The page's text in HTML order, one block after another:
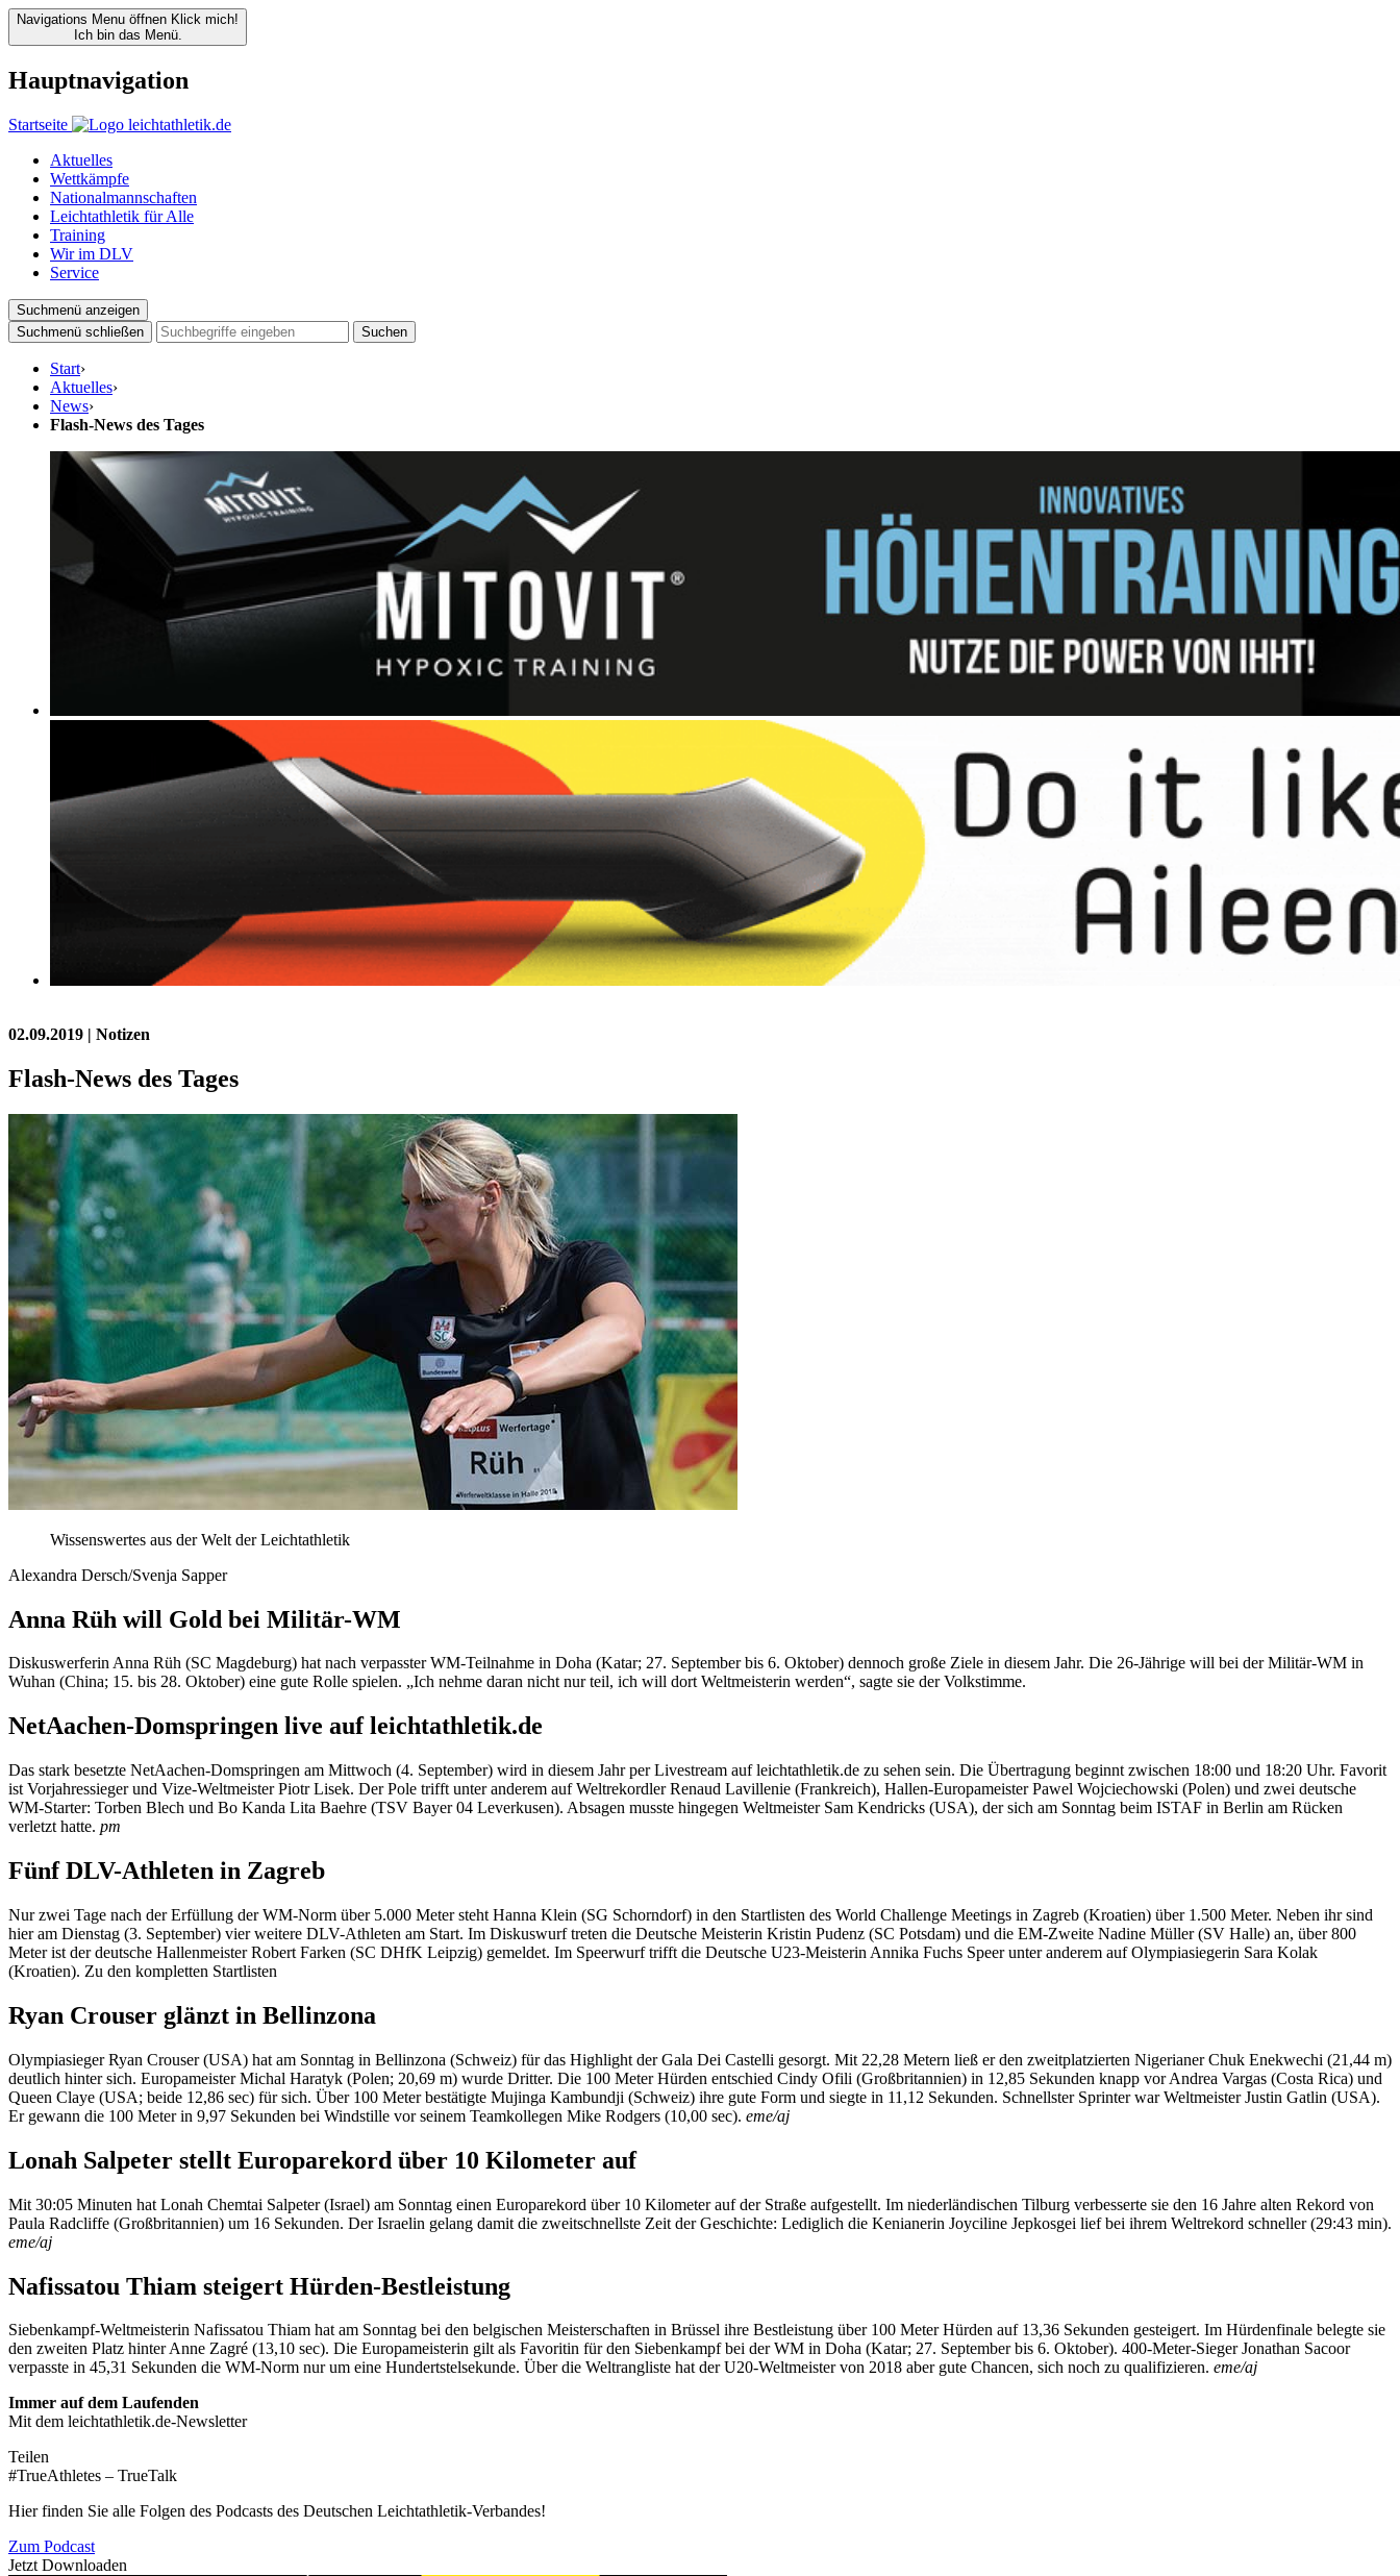
Navigations Menu öffnen Klick mich!
Ich bin das Menü.
Hauptnavigation
Startseite
Aktuelles
Wettkämpfe
Nationalmannschaften
Leichtathletik für Alle
Training
Wir im DLV
Service
Suchmenü anzeigen
Suchmenü schließen
Suchen
Start›
Aktuelles›
News›
Flash-News des Tages
02.09.2019 | Notizen
Flash-News des Tages
Wissenswertes aus der Welt der Leichtathletik
Alexandra Dersch/Svenja Sapper
Anna Rüh will Gold bei Militär-WM
Diskuswerferin Anna Rüh (SC Magdeburg) hat nach verpasster WM-Teilnahme in Doha (Katar; 27. September bis 6. Oktober) dennoch große Ziele in diesem Jahr. Die 26-Jährige will bei der Militär-WM in
Wuhan (China; 15. bis 28. Oktober) eine gute Rolle spielen. „Ich nehme daran nicht nur teil, ich will dort Weltmeisterin werden“, sagte sie der Volkstimme.
NetAachen-Domspringen live auf leichtathletik.de
Das stark besetzte NetAachen-Domspringen am Mittwoch (4. September) wird in diesem Jahr per Livestream auf leichtathletik.de zu sehen sein. Die Übertragung beginnt zwischen 18:00 und 18:20 Uhr. Favorit
ist Vorjahressieger und Vize-Weltmeister Piotr Lisek. Der Pole trifft unter anderem auf Weltrekordler Renaud Lavillenie (Frankreich), Hallen-Europameister Pawel Wojciechowski (Polen) und zwei deutsche
WM-Starter: Torben Blech und Bo Kanda Lita Baehre (TSV Bayer 04 Leverkusen). Absagen musste hingegen Weltmeister Sam Kendricks (USA), der sich am Sonntag beim ISTAF in Berlin am Rücken
verletzt hatte. pm
Fünf DLV-Athleten in Zagreb
Nur zwei Tage nach der Erfüllung der WM-Norm über 5.000 Meter steht Hanna Klein (SG Schorndorf) in den Startlisten des World Challenge Meetings in Zagreb (Kroatien) über 1.500 Meter. Neben ihr sind
hier am Dienstag (3. September) vier weitere DLV-Athleten am Start. Im Diskuswurf treten die Deutsche Meisterin Kristin Pudenz (SC Potsdam) und die EM-Zweite Nadine Müller (SV Halle) an, über 800
Meter ist der deutsche Hallenmeister Robert Farken (SC DHfK Leipzig) gemeldet. Im Speerwurf trifft die Deutsche U23-Meisterin Annika Fuchs Speer unter anderem auf Olympiasiegerin Sara Kolak
(Kroatien). Zu den kompletten Startlisten
Ryan Crouser glänzt in Bellinzona
Olympiasieger Ryan Crouser (USA) hat am Sonntag in Bellinzona (Schweiz) für das Highlight der Gala Dei Castelli gesorgt. Mit 22,28 Metern ließ er den zweitplatzierten Nigerianer Chuk Enekwechi (21,44 m)
deutlich hinter sich. Europameister Michal Haratyk (Polen; 20,69 m) wurde Dritter. Die 100 Meter Hürden entschied Cindy Ofili (Großbritannien) in 12,85 Sekunden knapp vor Andrea Vargas (Costa Rica) und
Queen Claye (USA; beide 12,86 sec) für sich. Über 100 Meter bestätigte Mujinga Kambundji (Schweiz) ihre gute Form und siegte in 11,12 Sekunden. Schnellster Sprinter war Weltmeister Justin Gatlin (USA).
Er gewann die 100 Meter in 9,97 Sekunden bei Windstille vor seinem Teamkollegen Mike Rodgers (10,00 sec). eme/aj
Lonah Salpeter stellt Europarekord über 10 Kilometer auf
Mit 30:05 Minuten hat Lonah Chemtai Salpeter (Israel) am Sonntag einen Europarekord über 10 Kilometer auf der Straße aufgestellt. Im niederländischen Tilburg verbesserte sie den 16 Jahre alten Rekord von
Paula Radcliffe (Großbritannien) um 16 Sekunden. Der Israelin gelang damit die zweitschnellste Zeit der Geschichte: Lediglich die Kenianerin Joyciline Jepkosgei lief bei ihrem Weltrekord schneller (29:43 min).
eme/aj
Nafissatou Thiam steigert Hürden-Bestleistung
Siebenkampf-Weltmeisterin Nafissatou Thiam hat am Sonntag bei den belgischen Meisterschaften in Brüssel ihre Bestleistung über 100 Meter Hürden auf 13,36 Sekunden gesteigert. Im Hürdenfinale belegte sie
den zweiten Platz hinter Anne Zagré (13,10 sec). Die Europameisterin gilt als Favoritin für den Siebenkampf bei der WM in Doha (Katar; 27. September bis 6. Oktober). 400-Meter-Sieger Jonathan Sacoor
verpasste in 45,31 Sekunden die WM-Norm nur um eine Hundertstelsekunde. Über die Weltrangliste hat der U20-Weltmeister von 2018 aber gute Chancen, sich noch zu qualifizieren. eme/aj
Immer auf dem Laufenden
Mit dem leichtathletik.de-Newsletter
Teilen
#TrueAthletes – TrueTalk
Hier finden Sie alle Folgen des Podcasts des Deutschen Leichtathletik-Verbandes!
Zum Podcast
Jetzt Downloaden